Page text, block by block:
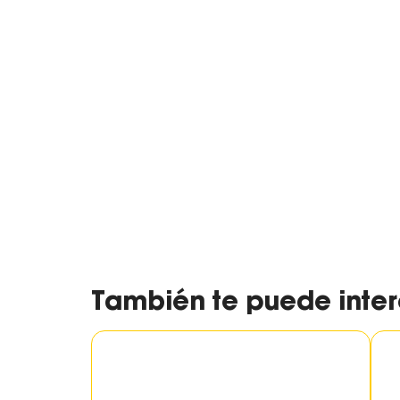
También te puede